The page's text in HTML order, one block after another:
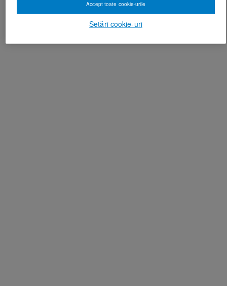
Setări cookie-uri
Accept toate cookie-urile